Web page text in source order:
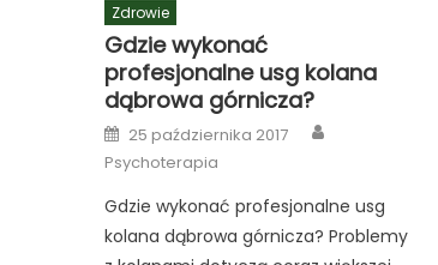
Zdrowie
Gdzie wykonać
profesjonalne usg kolana
dąbrowa górnicza?
Posted
on
25 października 2017
Psychoterapia
Gdzie wykonać profesjonalne usg
kolana dąbrowa górnicza? Problemy